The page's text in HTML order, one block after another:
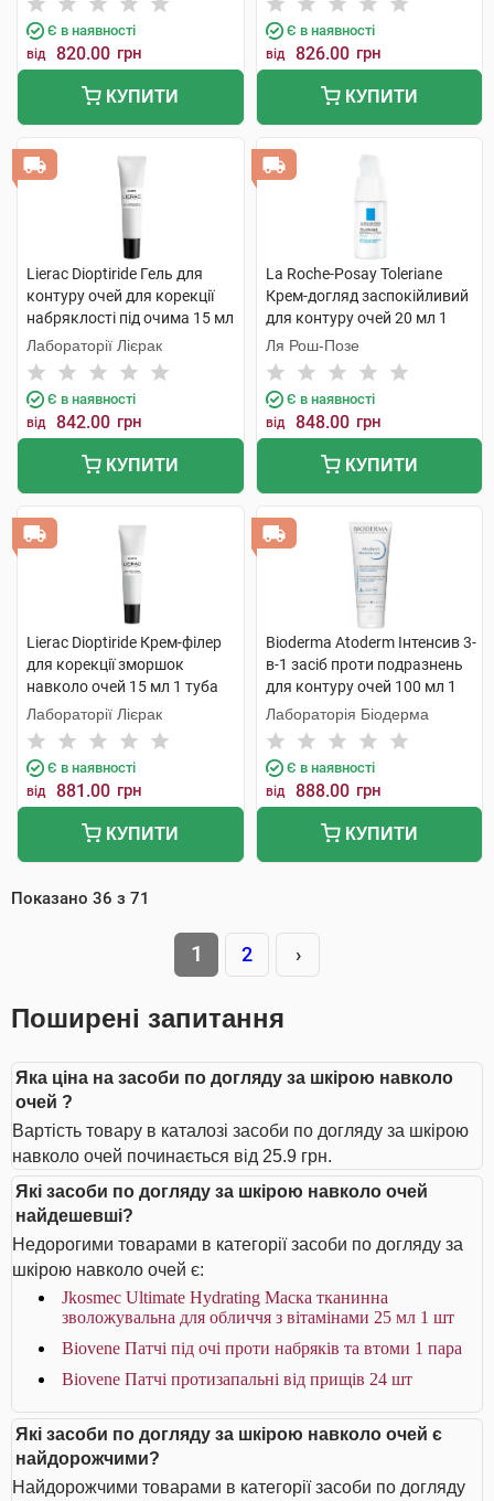
Є в наявності
від 820.00 грн
КУПИТИ
Є в наявності
від 826.00 грн
КУПИТИ
Lierac Dioptiride Гель для
контуру очей для корекції
набряклості під очима 15 мл
1 туба
Лабораторії Лієрак
Є в наявності
від 842.00 грн
КУПИТИ
La Roche-Posay Toleriane
Крем-догляд заспокійливий
для контуру очей 20 мл 1
флакон
Ля Рош-Позе
Є в наявності
від 848.00 грн
КУПИТИ
Lierac Dioptiride Крем-філер
для корекції зморшок
навколо очей 15 мл 1 туба
Лабораторії Лієрак
Є в наявності
від 881.00 грн
КУПИТИ
Bioderma Atoderm Інтенсив 3-
в-1 засіб проти подразнень
для контуру очей 100 мл 1
туба
Лабораторія Біодерма
Є в наявності
від 888.00 грн
КУПИТИ
Показано 36 з 71
1 2 ›
Поширені запитання
Яка ціна на засоби по догляду за шкірою навколо
очей ?
Вартість товару в каталозі засоби по догляду за шкірою
навколо очей починається від 25.9 грн.
Які засоби по догляду за шкірою навколо очей
найдешевші?
Недорогими товарами в категорії засоби по догляду за
шкірою навколо очей є:
Jkosmec Ultimate Hydrating Маска тканинна
зволожувальна для обличчя з вітамінами 25 мл 1 шт
Biovene Патчі під очі проти набряків та втоми 1 пара
Biovene Патчі протизапальні від прищів 24 шт
Які засоби по догляду за шкірою навколо очей є
найдорожчими?
Найдорожчими товарами в категорії засоби по догляду